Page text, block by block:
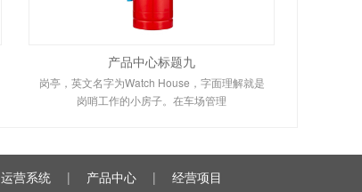
产品中心标题九
岗亭，英文名字为Watch House，字面理解就是
岗哨工作的小房子。在车场管理
运营系统 | 产品中心 | 经营项目